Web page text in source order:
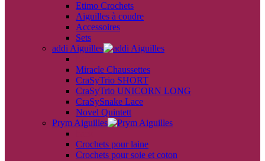
Etimo Crochets
Aiguilles à coudre
Accessoires
Sets
addi Aiguilles
Miracle Chaussettes
CraSyTrio SHORT
CraSyTrio UNICORN LONG
CraSySnake Lace
Novel Quintett
Prym Aiguilles
Crochets pour laine
Crochets pour soie et coton